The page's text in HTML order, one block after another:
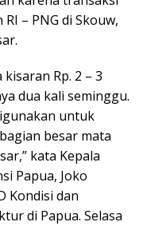
– PNG di Skouw,
Rp. 2 – 3
dua kali seminggu.
untuk
besar mata
kata Kepala
Papua, Joko
Kondisi dan
di Papua. Selasa